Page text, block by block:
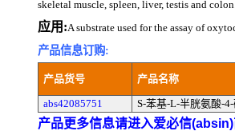
skeletal muscle, spleen, liver, testis and colon.
应用:A substrate used for the assay of
产品信息订购:
产品货号 产品名称
abs42085751 S-苯基-L-半胱氨酸-
产品更多信息请进入爱必信(absin)